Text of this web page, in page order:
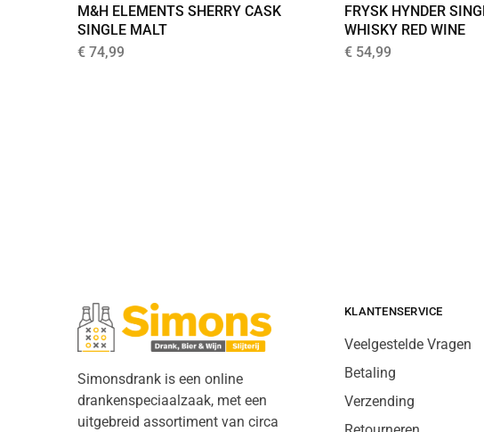
M&H ELEMENTS SHERRY CASK
SINGLE MALT
€ 74,99
FRYSK HYNDER
WHISKY RED WINE
€ 54,99
Simonsdrank is een online
drankenspeciaalzaak, met een
uitgebreid assortiment van circa
KLANTENSERVICE
Veelgestelde Vragen
Betaling
Verzending